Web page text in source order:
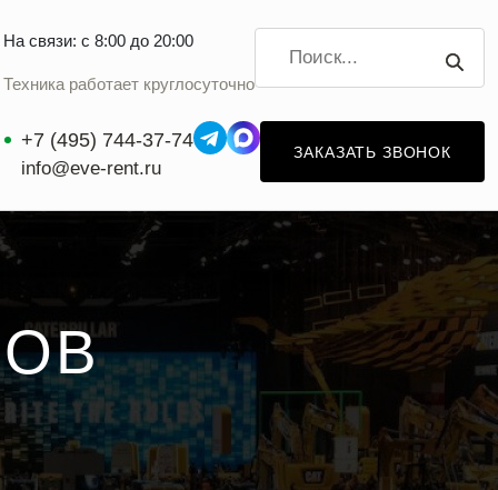
На связи: с 8:00 до 20:00
Техника работает круглосуточно
+7 (495) 744-37-74
info@eve-rent.ru
ЗАКАЗАТЬ ЗВОНОК